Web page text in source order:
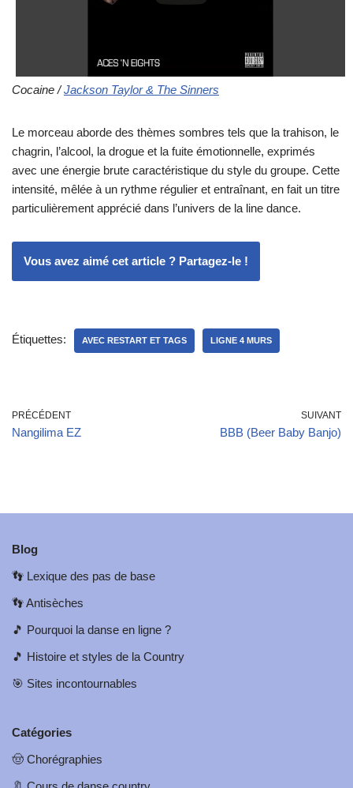
Cocaine /Jackson Taylor & The Sinners
Le morceau aborde des thèmes sombres tels que la trahison, le
chagrin, l’alcool, la drogue et la fuite émotionnelle, exprimés
avec une énergie brute caractéristique du style du groupe. Cette
intensité, mêlée à un rythme régulier et entraînant, en fait un titre
particulièrement apprécié dans l’univers de la line dance.
Vous avez aimé cet article ? Partagez-le !
Étiquettes: AVEC RESTART ET TAGS LIGNE 4 MURS
PRÉCÉDENT
Nangilima EZ
SUIVANT
BBB (Beer Baby Banjo)
Blog
👣 Lexique des pas de base
👣Antisèches
🎵 Pourquoi la danse en ligne ?
🎵 Histoire et styles de la Country
🎯 Sites incontournables
Catégories
🤠 Chorégraphies